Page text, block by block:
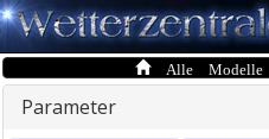
Alle Modelle
Parameter